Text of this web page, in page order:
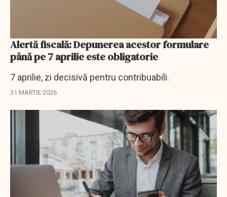
Alertă fiscală: Depunerea acestor formulare
până pe 7 aprilie este obligatorie
7 aprilie, zi decisivă pentru contribuabili.
31 MARTIE 2026